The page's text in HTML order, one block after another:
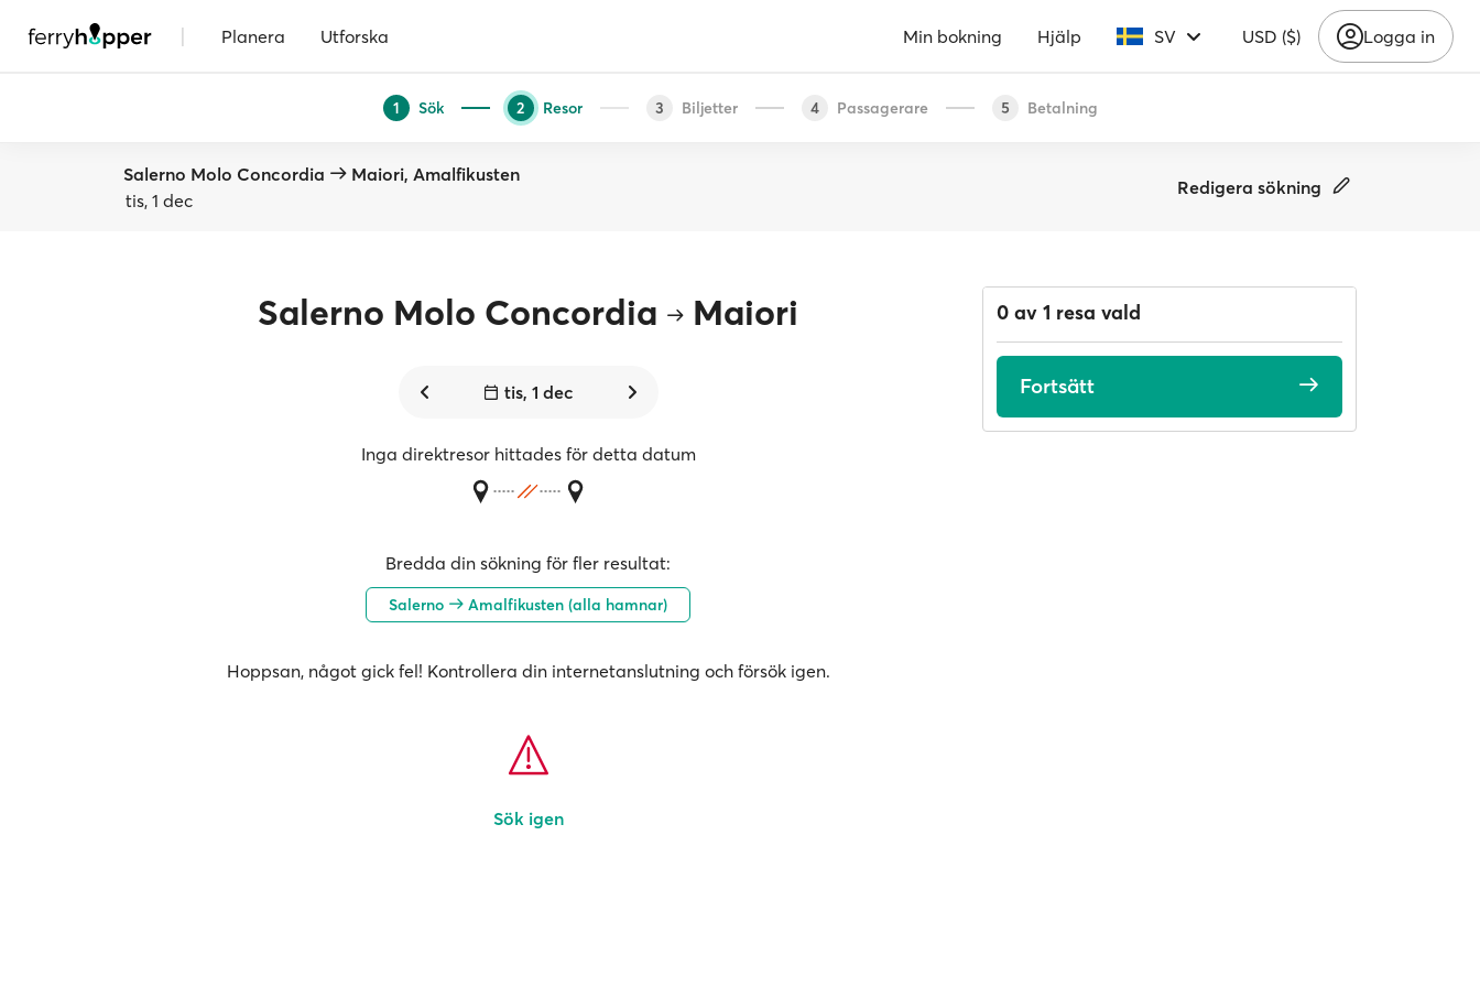
| Planera Utforska Min bokning Hjälp SV USD ($) Logga in
1 Sök 2 Resor 3 Biljetter 4 Passagerare 5 Betalning
Salerno Molo Concordia
Maiori, Amalfikusten
tis, 1 dec
Redigera sökning
Salerno Molo Concordia Maiori
tis, 1 dec
Inga direktresor hittades för detta datum
Bredda din sökning för fler resultat:
Salerno Amalfikusten (alla hamnar)
Hoppsan, något gick fel! Kontrollera din internetanslutning och försök igen.
Sök igen
0 av 1 resa vald
Fortsätt